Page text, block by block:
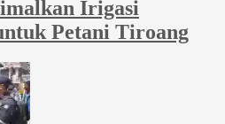
Irigasi
Petani Tiroang